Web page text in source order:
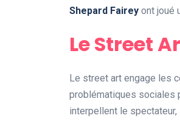
Shepard Fairey ont joué
Le Street
Le street art engage les
problématiques sociales
interpellent le